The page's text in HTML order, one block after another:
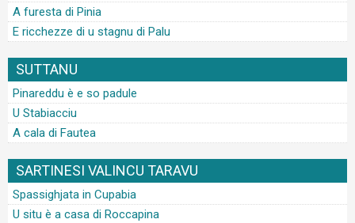
A furesta di Pinia
E ricchezze di u stagnu di Palu
SUTTANU
Pinareddu è e so padule
U Stabiacciu
A cala di Fautea
SARTINESI VALINCU TARAVU
Spassighjata in Cupabia
U situ è a casa di Roccapina